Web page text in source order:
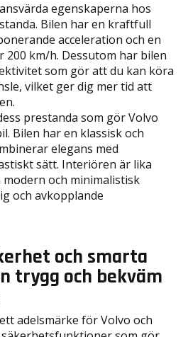
egenskaperna hos
Bilen har en kraftfull
acceleration och en
km/h. Dessutom har bilen
som gör att du kan köra
vilket ger dig mer tid att
prestanda som gör Volvo
Bilen har en klassisk och
elegans med
sätt. Interiören är lika
och minimalistisk
och avkopplande
och smarta
trygg och bekväm
adelsmärke för Volvo och